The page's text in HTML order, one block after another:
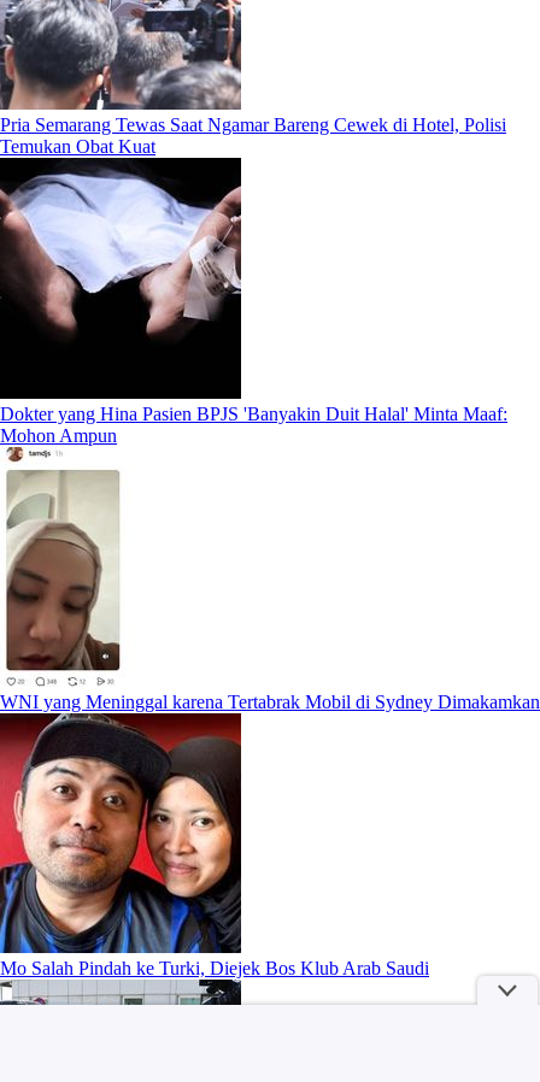
Pria Semarang Tewas Saat Ngamar Bareng Cewek di Hotel, Polisi
Temukan Obat Kuat
Dokter yang Hina Pasien BPJS 'Banyakin Duit Halal' Minta Maaf:
Mohon Ampun
WNI yang Meninggal karena Tertabrak Mobil di Sydney Dimakamkan
Mo Salah Pindah ke Turki, Diejek Bos Klub Arab Saudi